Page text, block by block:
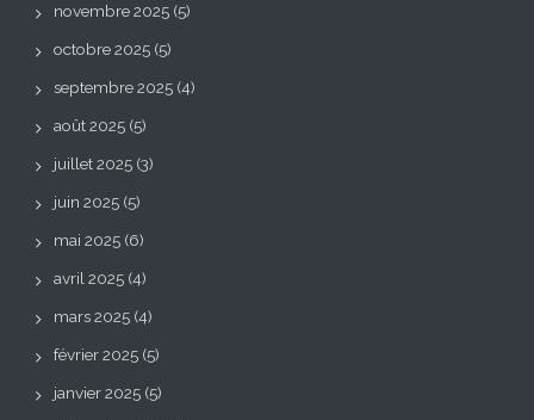
novembre 2025 (5)
octobre 2025 (5)
septembre 2025 (4)
août 2025 (5)
juillet 2025 (3)
juin 2025 (5)
mai 2025 (6)
avril 2025 (4)
mars 2025 (4)
février 2025 (5)
janvier 2025 (5)